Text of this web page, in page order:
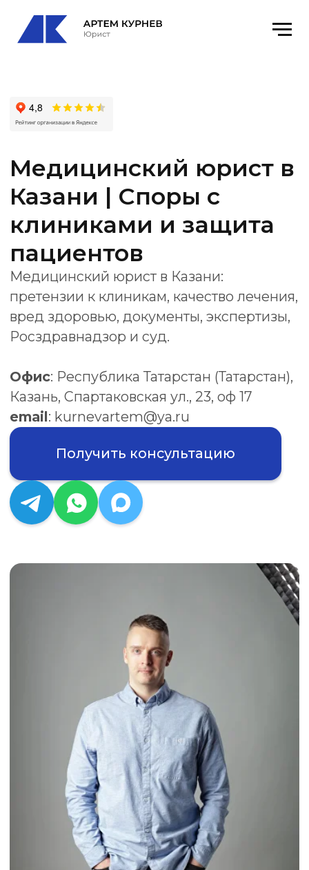
Медицинский юрист в
клиниками и защита
пациентов
Медицинский юрист в Казани:
претензии к клиникам, качество лечения,
вред здоровью, документы, экспертизы,
Офис
: Республика Татарстан (Татарстан),
Казань, Спартаковская ул., 23, оф 17
email: kurnevartem@ya.ru
Получить консультацию